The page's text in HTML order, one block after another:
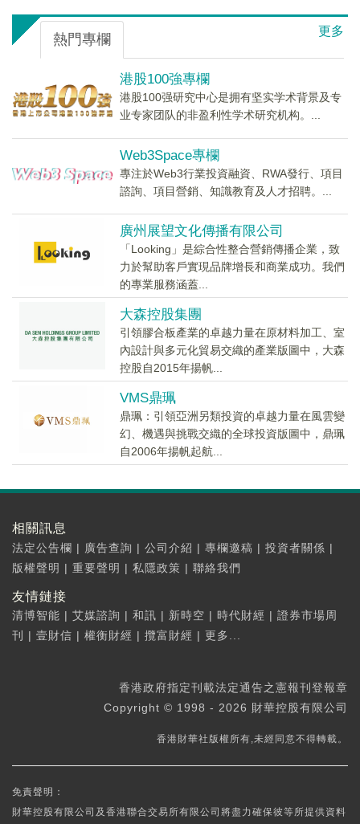
更多
熱門專欄
港股100強專欄
港股100强研究中心是拥有坚实学术背景及专
业专家团队的非盈利性学术研究机构。...
Web3Space專欄
專注於Web3行業投資融資、RWA發行、項目
諮詢、項目營銷、知識教育及人才招聘。...
廣州展望文化傳播有限公司
「Looking」是綜合性整合營銷傳播企業，致
力於幫助客戶實現品牌增長和商業成功。我們
的專業服務涵蓋...
大森控股集團
引領膠合板產業的卓越力量在原材料加工、室
內設計與多元化貿易交織的產業版圖中，大森
控股自2015年揚帆...
VMS鼎珮
鼎珮：引領亞洲另類投資的卓越力量在風雲變
幻、機遇與挑戰交織的全球投資版圖中，鼎珮
自2006年揚帆起航...
相關訊息
法定公告欄 | 廣告查詢 | 公司介紹 | 專欄邀稿 | 投資者關係 |
版權聲明 | 重要聲明 | 私隱政策 | 聯絡我們
友情鏈接
清博智能 | 艾媒諮詢 | 和訊 | 新時空 | 時代財經 | 證券市場周
刊
| 壹財信 | 權衡財經 | 攬富財經 | 更多...
香港政府指定刊載法定通告之憲報刊登報章
Copyright © 1998 - 2026 財華控股有限公司
香港財華社版權所有,未經同意不得轉載。
免責聲明：
財華控股有限公司及香港聯合交易所有限公司將盡力確保彼等所提供資料